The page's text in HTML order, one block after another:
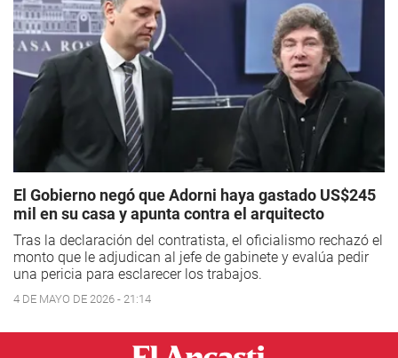
El Gobierno negó que Adorni haya gastado US$245
mil en su casa y apunta contra el arquitecto
Tras la declaración del contratista, el oficialismo rechazó el
monto que le adjudican al jefe de gabinete y evalúa pedir
una pericia para esclarecer los trabajos.
4 DE MAYO DE 2026 - 21:14